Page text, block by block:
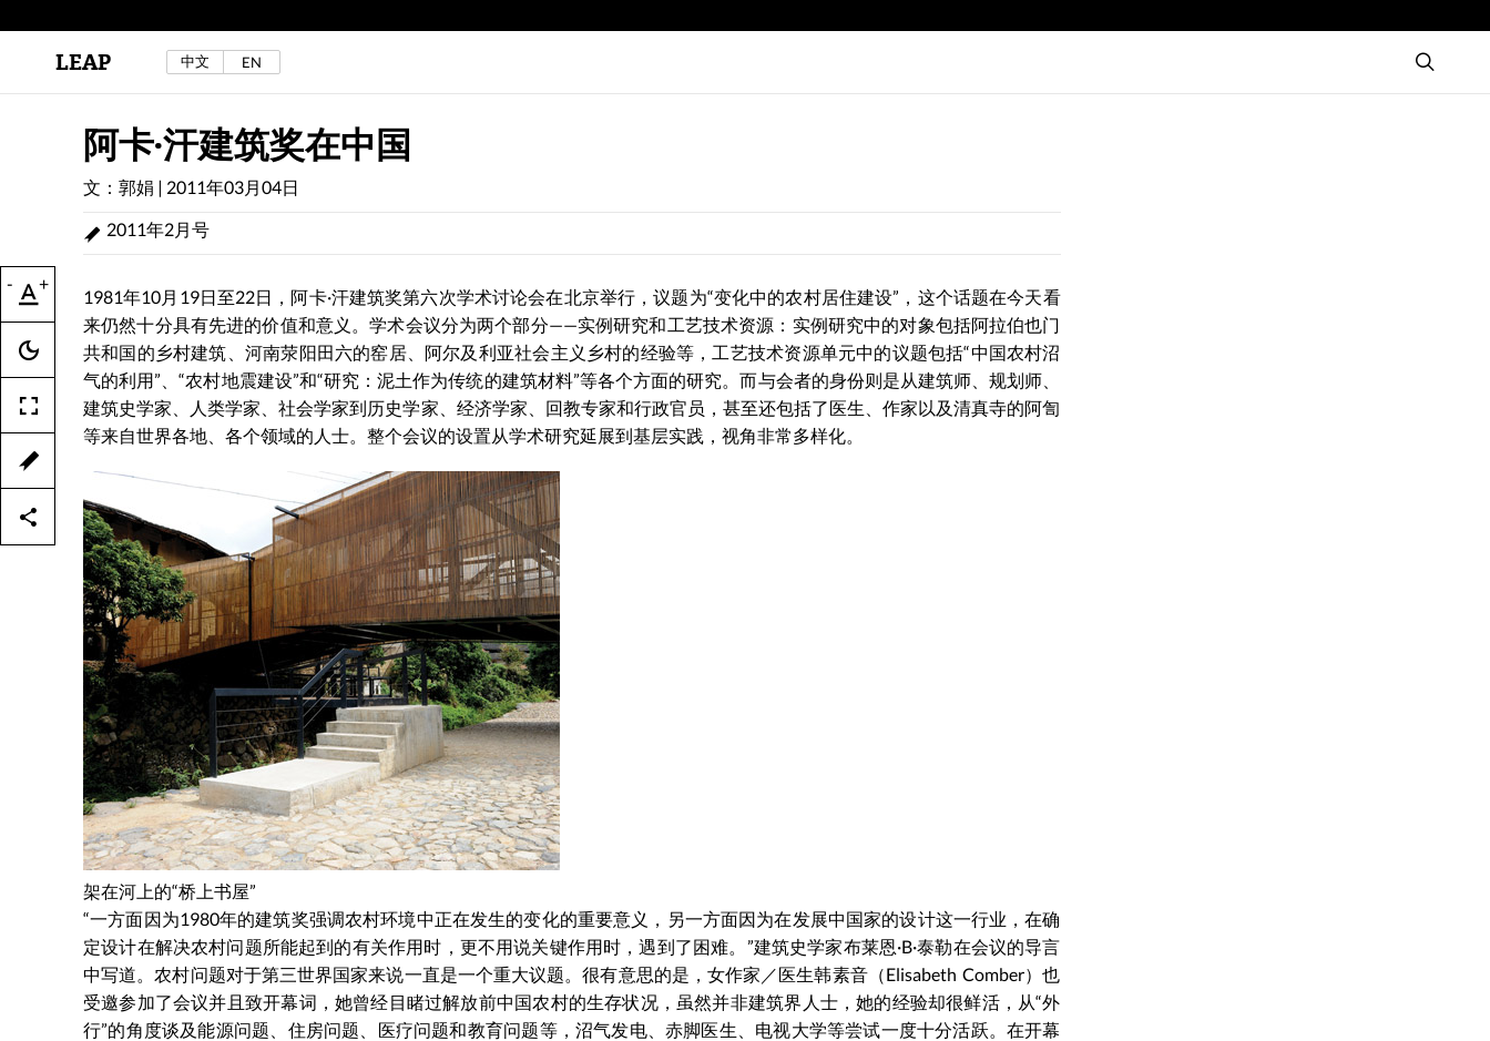
区秀诒与陈侑汝，《噩梦摇摆》，2024年。
LEAP 中文 EN
- +
阿卡·汗建筑奖在中国
文：郭娟 | 2011年03月04日
2011年2月号
1981年10月19日至22日，阿卡·汗建筑奖第六次学术讨论会在北京举行，议题为“变化中的农村居住建设”，这个话题在今天看
来仍然十分具有先进的价值和意义。学术会议分为两个部分——实例研究和工艺技术资源：实例研究中的对象包括阿拉伯也门
共和国的乡村建筑、河南荥阳田六的窑居、阿尔及利亚社会主义乡村的经验等，工艺技术资源单元中的议题包括“中国农村沼
气的利用”、“农村地震建设”和“研究：泥土作为传统的建筑材料”等各个方面的研究。而与会者的身份则是从建筑师、规划师、
建筑史学家、人类学家、社会学家到历史学家、经济学家、回教专家和行政官员，甚至还包括了医生、作家以及清真寺的阿訇
等来自世界各地、各个领域的人士。整个会议的设置从学术研究延展到基层实践，视角非常多样化。
架在河上的“桥上书屋”
“一方面因为1980年的建筑奖强调农村环境中正在发生的变化的重要意义，另一方面因为在发展中国家的设计这一行业，在确
定设计在解决农村问题所能起到的有关作用时，更不用说关键作用时，遇到了困难。”建筑史学家布莱恩·B·泰勒在会议的导言
中写道。农村问题对于第三世界国家来说一直是一个重大议题。很有意思的是，女作家／医生韩素音（Elisabeth Comber）也
受邀参加了会议并且致开幕词，她曾经目睹过解放前中国农村的生存状况，虽然并非建筑界人士，她的经验却很鲜活，从“外
行”的角度谈及能源问题、住房问题、医疗问题和教育问题等，沼气发电、赤脚医生、电视大学等尝试一度十分活跃。在开幕